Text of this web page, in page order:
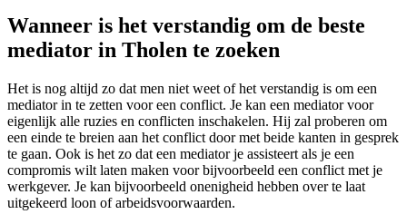
Wanneer is het verstandig om de beste
mediator in Tholen te zoeken
Het is nog altijd zo dat men niet weet of het verstandig is om een
mediator in te zetten voor een conflict. Je kan een mediator voor
eigenlijk alle ruzies en conflicten inschakelen. Hij zal proberen om
een einde te breien aan het conflict door met beide kanten in gesprek
te gaan. Ook is het zo dat een mediator je assisteert als je een
compromis wilt laten maken voor bijvoorbeeld een conflict met je
werkgever. Je kan bijvoorbeeld onenigheid hebben over te laat
uitgekeerd loon of arbeidsvoorwaarden.